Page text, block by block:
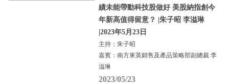
績未能帶動科技股做好 美股納指創今
年新高值得留意？ |朱子昭 李溢琳
|2023年5月23日
主持：朱子昭
嘉賓：南方東英銷售及產品策略部副總裁 李
溢琳
2023/05/23